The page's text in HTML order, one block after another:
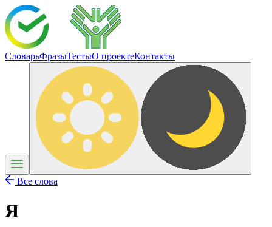
СловарьФразыТестыО проектеКонтакты
Все слова
Я